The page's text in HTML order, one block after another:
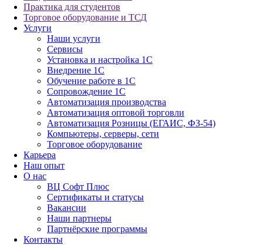
Практика для студентов
Торговое оборудование и ТСД
Услуги
Наши услуги
Сервисы
Установка и настройка 1С
Внедрение 1С
Обучение работе в 1С
Сопровождение 1С
Автоматизация производства
Автоматизация оптовой торговли
Автоматизация Розницы (ЕГАИС, ФЗ-54)
Компьютеры, серверы, сети
Торговое оборудование
Карьера
Наш опыт
О нас
ВЦ Софт Плюс
Сертификаты и статусы
Вакансии
Наши партнеры
Партнёрские программы
Контакты